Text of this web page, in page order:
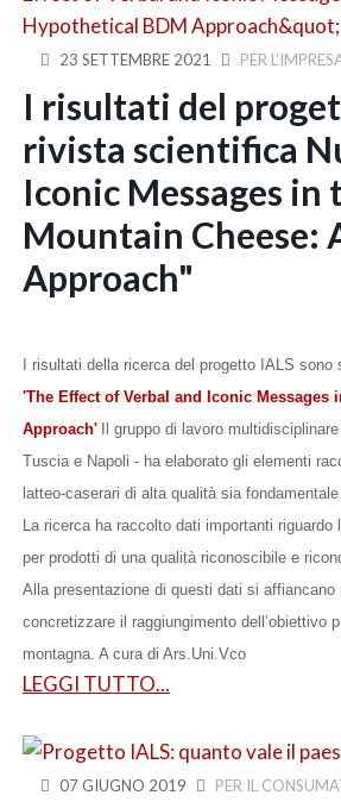
23 SETTEMBRE 2021 PER
I risultati del
rivista scientifica
Iconic Messages
Mountain Cheese:
Approach"
I risultati della ricerca del progetto IALS
'The Effect of Verbal and Iconic Messages
Approach'
Il gruppo di lavoro
Tuscia e Napoli - ha elaborato gli elementi
latteo-caserari di alta qualità sia
La ricerca ha raccolto dati importanti
per prodotti di una qualità riconoscibile e
Alla presentazione di questi dati si
concretizzare il raggiungimento
montagna. A cura di Ars.Uni.Vco
LEGGI TUTTO...
07 GIUGNO 2019 PER IL